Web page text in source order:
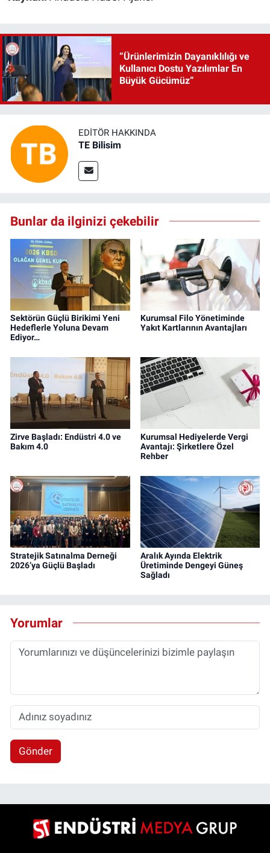
“Ürünlerimizin Dayanıklılığı ve
Kullanıcı Dostu Yazılımlar En
Büyük Gücümüz”
EDITÖR HAKKINDA
TE Bilisim
Bunlar da ilginizi çekebilir
Sektörün Güçlü Birikimi Yeni
Hedeflerle Yoluna Devam
Ediyor…
Kurumsal Filo Yönetiminde
Yakıt Kartlarının Avantajları
Zirve Başladı: Endüstri 4.0 ve
Bakım 4.0
Kurumsal Hediyelerde Vergi
Avantajı: Şirketlere Özel
Rehber
Stratejik Satınalma Derneği
2026’ya Güçlü Başladı
Aralık Ayında Elektrik
Üretiminde Dengeyi Güneş
Sağladı
Yorumlar
Gönder